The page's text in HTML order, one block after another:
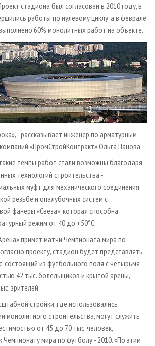
стадиона был согласован в 2010 году, в
работы по нулевому циклу, а в феврале
60% монолитных работ на объекте.
- рассказывает инженер по арматурным
«ПромСтройКонтракт» Ольга Панова.
темпы работ стали возможны благодаря
технологий строительства -
муфт для механического соединения
резьбе и опалубочных систем с
фанеры «Свеза», которая способна
режим от ­40 до +50°С.
примет матчи Чемпионата мира по
проекту, стадион будет представлять
состоящий из футбольного поля с четырьмя
42 тыс. болельщиков и крытой арены,
зрителей.
стройки, где использовались
монолитного строительства, могут служить
от 45 до 70 тыс. человек,
мира по футболу - 2010. «По этим